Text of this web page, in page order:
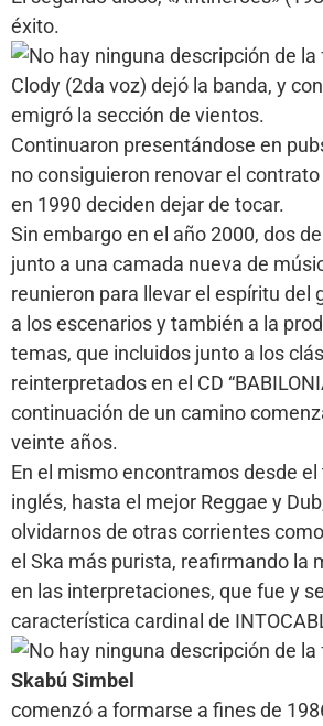
éxito.
Clody (2da voz) dejó la banda, y
emigró la sección de vientos.
Continuaron presentándose en
no consiguieron renovar el
en 1990 deciden dejar de tocar.
Sin embargo en el año 2000, dos
junto a una camada nueva de
reunieron para llevar el espíritu del
a los escenarios y también a la
temas, que incluidos junto a los
reinterpretados en el CD
continuación de un camino
veinte años.
En el mismo encontramos desde
inglés, hasta el mejor Reggae y
olvidarnos de otras corrientes
el Ska más purista, reafirmando la
en las interpretaciones, que fue y
característica cardinal de
Skabú Simbel
comenzó a formarse a fines de